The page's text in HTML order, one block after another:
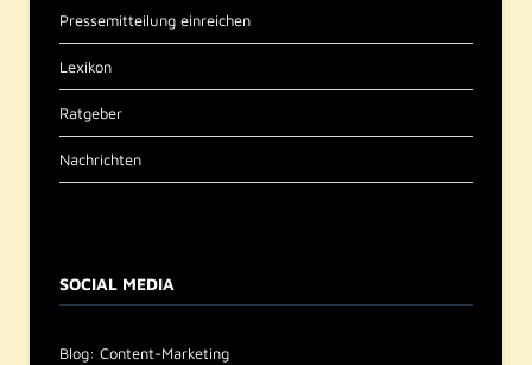
Pressemitteilung einreichen
Lexikon
Ratgeber
Nachrichten
SOCIAL MEDIA
Blog: Content-Marketing